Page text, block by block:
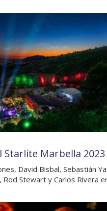
Starlite Marbella 2023
David Bisbal, Sebastián
Rod Stewart y Carlos Rivera